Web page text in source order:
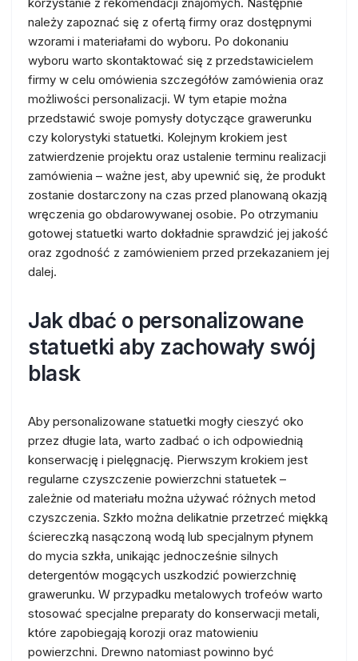
należy zapoznać się z ofertą firmy oraz dostępnymi
wzorami i materiałami do wyboru. Po dokonaniu
wyboru warto skontaktować się z przedstawicielem
firmy w celu omówienia szczegółów zamówienia oraz
możliwości personalizacji. W tym etapie można
przedstawić swoje pomysły dotyczące grawerunku
czy kolorystyki statuetki. Kolejnym krokiem jest
zatwierdzenie projektu oraz ustalenie terminu realizacji
zamówienia – ważne jest, aby upewnić się, że produkt
zostanie dostarczony na czas przed planowaną okazją
wręczenia go obdarowywanej osobie. Po otrzymaniu
gotowej statuetki warto dokładnie sprawdzić jej jakość
oraz zgodność z zamówieniem przed przekazaniem jej
dalej.
Jak dbać o personalizowane
statuetki aby zachowały swój
blask
Aby personalizowane statuetki mogły cieszyć oko
przez długie lata, warto zadbać o ich odpowiednią
konserwację i pielęgnację. Pierwszym krokiem jest
regularne czyszczenie powierzchni statuetek –
zależnie od materiału można używać różnych metod
czyszczenia. Szkło można delikatnie przetrzeć miękką
ściereczką nasączoną wodą lub specjalnym płynem
do mycia szkła, unikając jednocześnie silnych
detergentów mogących uszkodzić powierzchnię
grawerunku. W przypadku metalowych trofeów warto
stosować specjalne preparaty do konserwacji metali,
które zapobiegają korozji oraz matowieniu
powierzchni. Drewno natomiast powinno być